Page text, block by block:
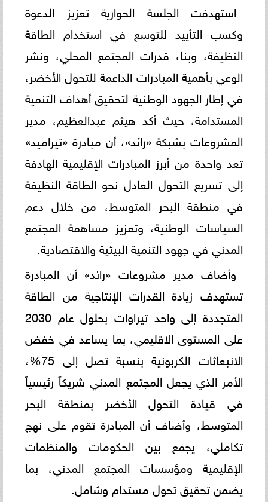
استهدفت الجلسة الحوارية تعزيز الدعوة
وكسب التأييد للتوسع في استخدام الطاقة
النظيفة، وبناء قدرات المجتمع المحلي، ونشر
الوعي بأهمية المبادرات الداعمة للتحول الأخضر،
في إطار الجهود الوطنية لتحقيق أهداف التنمية
المستدامة، حيث أكد هيثم عبدالعظيم، مدير
المشروعات بشبكة «رائد»، أن مبادرة «تيراميد»
تعد واحدة من أبرز المبادرات الإقليمية الهادفة
إلى تسريع التحول العادل نحو الطاقة النظيفة
في منطقة البحر المتوسط، من خلال دعم
السياسات الوطنية، وتعزيز مساهمة المجتمع
المدني في جهود التنمية البيئية والاقتصادية.
وأضاف مدير مشروعات «رائد» أن المبادرة
تستهدف زيادة القدرات الإنتاجية من الطاقة
المتجددة إلى واحد تيراوات بحلول عام 2030
على المستوى الاقليمي، بما يساعد في خفض
الانبعاثات الكربونية بنسبة تصل إلى 75%،
الأمر الذي يجعل المجتمع المدني شريكاً رئيسياً
في قيادة التحول الأخضر بمنطقة البحر
المتوسط، وأضاف أن المبادرة تقوم على نهج
تكاملي، يجمع بين الحكومات والمنظمات
الإقليمية ومؤسسات المجتمع المدني، بما
يضمن تحقيق تحول مستدام وشامل.